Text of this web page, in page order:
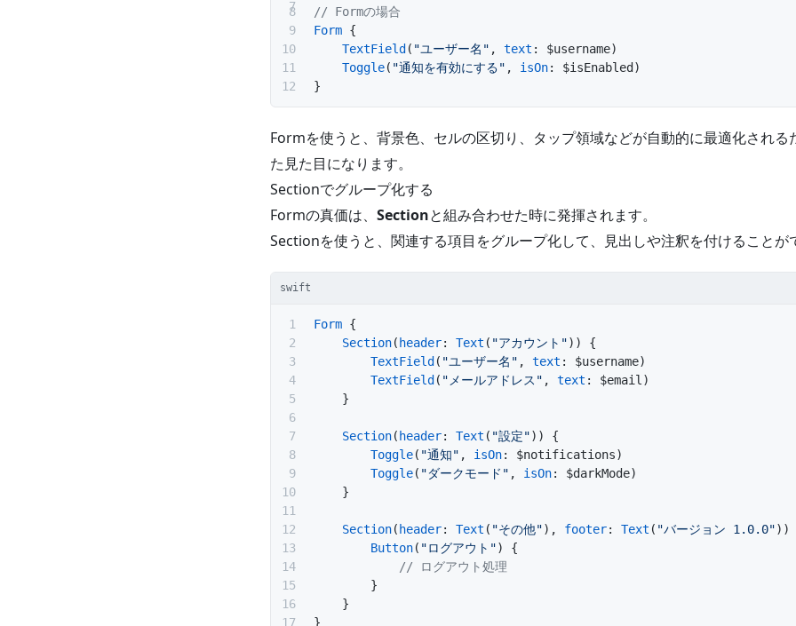
// Formの場合
Form {
    TextField
( "ユーザー名" , text : $username)
    Toggle
( "通知を有効にする" , isOn: $isEnabled)
}
Formを使うと、背景色、セルの区切り、タップ領域などが自動的に最適化される
た見た目になります。
Sectionでグループ化する
Formの真価は、 Sectionと組み合わせた時に発揮されます。
Sectionを使うと、関連する項目をグループ化して、見出しや注釈を付けることが
swift
Form {
    Section
( header: Text ( "アカウント")) {
        TextField
( "ユーザー名" , text : $username)
        TextField
( "メールアドレス" , text : $email)
    }
    Section
( header: Text ( "設定")) {
        Toggle
( "通知" , isOn: $notifications)
        Toggle
( "ダークモード" , isOn: $darkMode)
    }
    Section
( header: Text ( "その他"), footer: Text ( "バージョン 1.0.0"))
        Button
( "ログアウト") {
            // ログアウト処理
        }
    }
}